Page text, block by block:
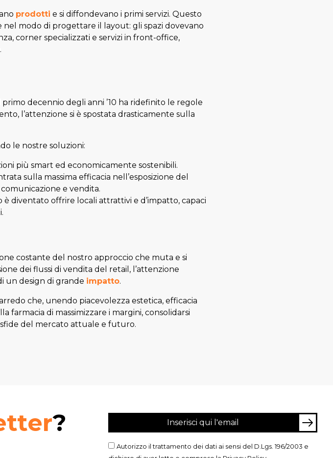
prodotti e si diffondevano i primi servizi. Questo
modo di progettare il layout: gli spazi dovevano
corner specializzati e servizi in front-office,
decennio degli anni ’10 ha ridefinito le regole
l’attenzione si è spostata drasticamente sulla
le nostre soluzioni:
più smart ed economicamente sostenibili.
sulla massima efficacia nell’esposizione del
e vendita.
è diventato offrire locali attrattivi e d’impatto, capaci
costante del nostro approccio che muta e si
dei flussi di vendita del retail, l’attenzione
un design di grande impatto.
che, unendo piacevolezza estetica, efficacia
farmacia di massimizzare i margini, consolidarsi
del mercato attuale e futuro.
?
Autorizzo il trattamento dei dati ai sensi del D.Lgs. 196/2003 e